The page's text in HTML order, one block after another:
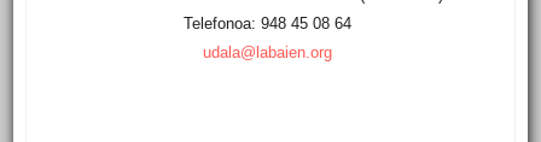
Telefonoa: 948 45 08 64
udala@labaien.org